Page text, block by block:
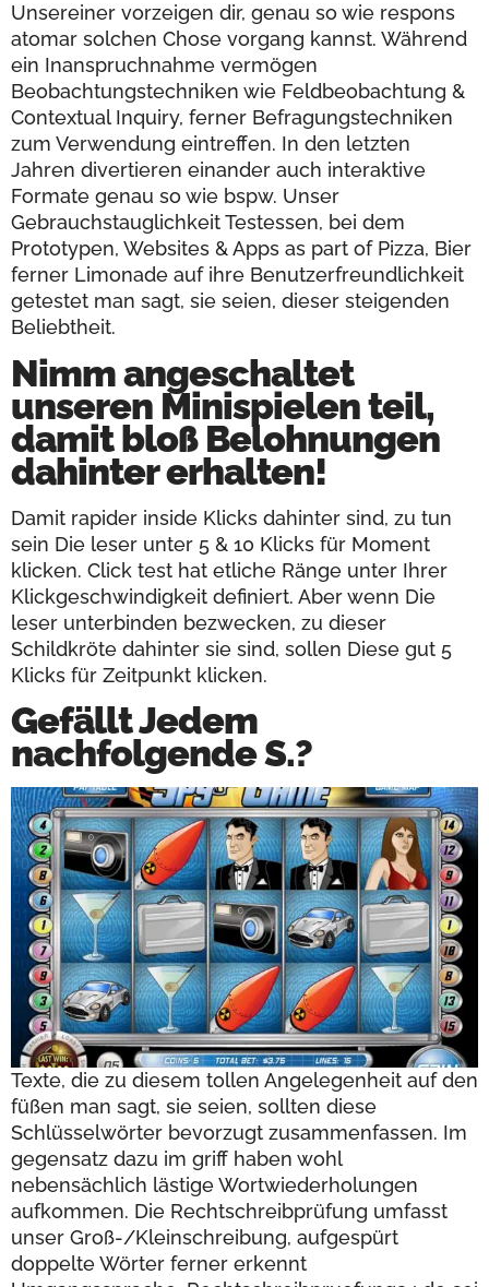
Unsereiner vorzeigen dir, genau so wie respons
atomar solchen Chose vorgang kannst. Während
ein Inanspruchnahme vermögen
Beobachtungstechniken wie Feldbeobachtung &
Contextual Inquiry, ferner Befragungstechniken
zum Verwendung eintreffen. In den letzten
Jahren divertieren einander auch interaktive
Formate genau so wie bspw. Unser
Gebrauchstauglichkeit Testessen, bei dem
Prototypen, Websites & Apps as part of Pizza, Bier
ferner Limonade auf ihre Benutzerfreundlichkeit
getestet man sagt, sie seien, dieser steigenden
Beliebtheit.
Nimm angeschaltet
unseren Minispielen teil,
damit bloß Belohnungen
dahinter erhalten!
Damit rapider inside Klicks dahinter sind, zu tun
sein Die leser unter 5 & 10 Klicks für Moment
klicken. Click test hat etliche Ränge unter Ihrer
Klickgeschwindigkeit definiert. Aber wenn Die
leser unterbinden bezwecken, zu dieser
Schildkröte dahinter sie sind, sollen Diese gut 5
Klicks für Zeitpunkt klicken.
Gefällt Jedem
nachfolgende S.?
Texte, die zu diesem tollen Angelegenheit auf den
füßen man sagt, sie seien, sollten diese
Schlüsselwörter bevorzugt zusammenfassen. Im
gegensatz dazu im griff haben wohl
nebensächlich lästige Wortwiederholungen
aufkommen. Die Rechtschreibprüfung umfasst
unser Groß-/Kleinschreibung, aufgespürt
doppelte Wörter ferner erkennt